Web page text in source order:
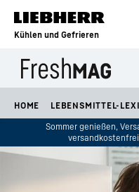
Zum Inhalt springen
Kühlen und Gefrieren
HOME LEBENSMITTEL-
Sommer genießen,